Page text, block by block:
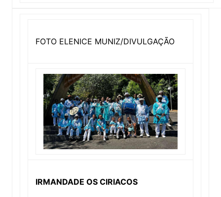
FOTO ELENICE MUNIZ/DIVULGAÇÃO
IRMANDADE OS CIRIACOS